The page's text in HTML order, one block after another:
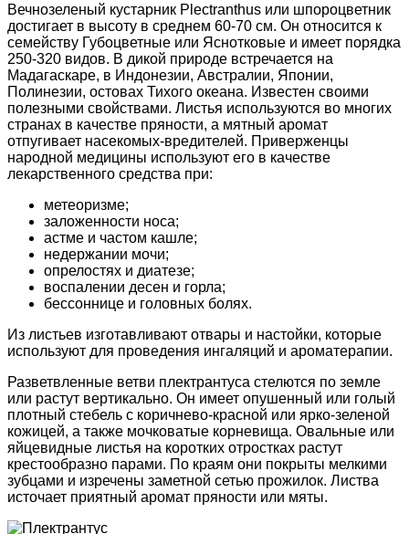
Вечнозеленый кустарник Plectranthus или шпороцветник
достигает в высоту в среднем 60-70 см. Он относится к
семейству Губоцветные или Яснотковые и имеет порядка
250-320 видов. В дикой природе встречается на
Мадагаскаре, в Индонезии, Австралии, Японии,
Полинезии, остовах Тихого океана. Известен своими
полезными свойствами. Листья используются во многих
странах в качестве пряности, а мятный аромат
отпугивает насекомых-вредителей. Приверженцы
народной медицины используют его в качестве
лекарственного средства при:
метеоризме;
заложенности носа;
астме и частом кашле;
недержании мочи;
опрелостях и диатезе;
воспалении десен и горла;
бессоннице и головных болях.
Из листьев изготавливают отвары и настойки, которые
используют для проведения ингаляций и ароматерапии.
Разветвленные ветви плектрантуса стелются по земле
или растут вертикально. Он имеет опушенный или голый
плотный стебель с коричнево-красной или ярко-зеленой
кожицей, а также мочковатые корневища. Овальные или
яйцевидные листья на коротких отростках растут
крестообразно парами. По краям они покрыты мелкими
зубцами и изречены заметной сетью прожилок. Листва
источает приятный аромат пряности или мяты.